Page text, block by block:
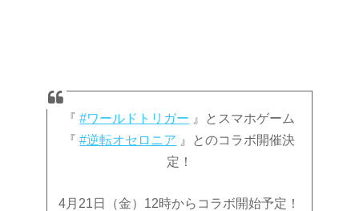
『#ワールドトリガー 』とスマホゲーム
『#逆転オセロニア 』とのコラボ開催決
定！
4月21日（金）12時からコラボ開始予定！